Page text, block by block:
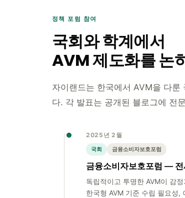
정책 포럼 참여
국회와 학계에서
AVM 제도화를 논
자이랜드는 한국에서 AVM을 다룬
다. 각 발표는 공개된 블로그에 전
2025년 2월
국회 금융소비자보호포럼
금융소비자보호포럼 —
독립적이고 투명한 AVM이 감
한국형 AVM 기준 수립 필요성,